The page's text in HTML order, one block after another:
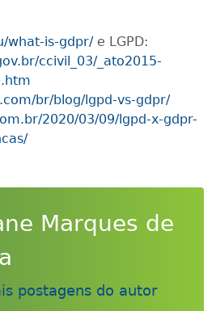
what-is-gdpr/e LGPD:
ccivil_03/_ato2015-
br/blog/lgpd-vs-gdpr/
2020/03/09/lgpd-x-gdpr-
Marques de
postagens do autor